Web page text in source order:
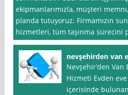
ekipmanlarımızla, müşteri
planda tutuyoruz. Firmamızın
hizmetleri, tüm taşınma sürecini
nevşehirden van
Nevşehir‘den Van
Hizmeti Evden
içerisinde